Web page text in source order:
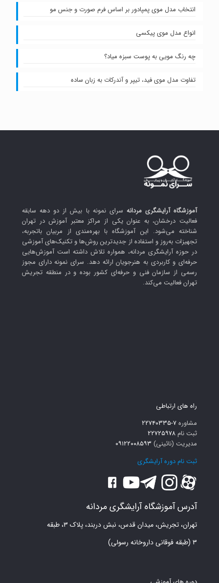
انتخاب مدل موی پمپادور بر اساس فرم صورت و جنس مو
انواع مدل موی پیکسی
چه رنگ مویی به پوست سبزه میاد؟
تفاوت مدل موی فید، تیپر و آندرکات به زبان ساده
آموزشگاه آرایشگری مردانه سرای نمونه با بیش از دو دهه سابقه
فعالیت درخشان، به عنوان یکی از مراکز معتبر آموزش در تهران
شناخته می‌شود. این آموزشگاه با بهره‌مندی از مربیان باتجربه،
تجهیزات به‌روز و استفاده از جدیدترین روش‌ها و تکنیک‌های آموزشی
در حوزه آرایشگری مردانه، همواره تلاش داشته است آموزش‌هایی
حرفه‌ای و کاربردی به هنرجویان ارائه دهد. سرای نمونه دارای مجوز
رسمی از سازمان فنی و حرفه‌ای کشور بوده و در منطقه تجریش
تهران فعالیت می‌کند.
راه های ارتباطی
مشاوره۷-۲۲۷۴۰۳۳۵
ثبت نام ۲۲۷۲۵۹۷۸
مدیریت (نائینی) ۰۹۱۲۲۰۰۸۵۹۳
ثبت نام دوره آرایشگری
آدرس آموزشگاه آرایشگری مردانه
تهران، تجریش، میدان قدس، نبش دربند، پلاک ۳، طبقه
۳ (طبقه فوقانی داروخانه رسولی)